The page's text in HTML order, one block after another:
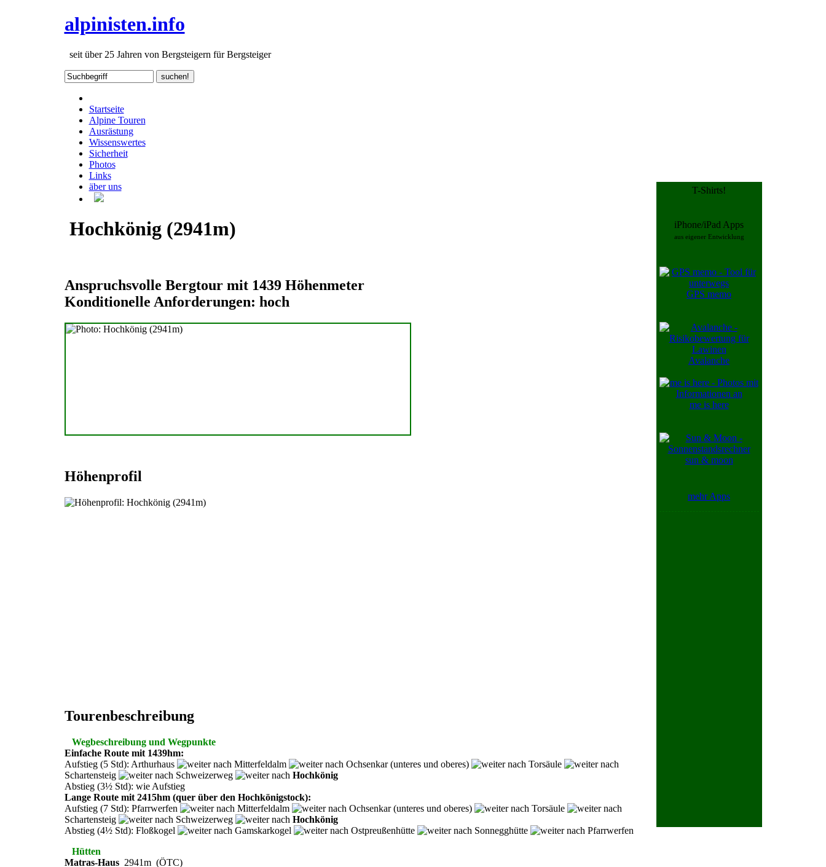
T-Shirts!
iPhone/iPad Apps
aus eigener Entwicklung
GPS memo
Avalanche
me is here
sun & moon
mehr Apps
alpinisten.info
seit über 25 Jahren von Bergsteigern für Bergsteiger
Startseite
Alpine Touren
Ausrästung
Wissenswertes
Sicherheit
Photos
Links
äber uns
Hochkönig (2941m)
Anspruchsvolle Bergtour mit 1439 Höhenmeter
Konditionelle Anforderungen: hoch
Höhenprofil
Tourenbeschreibung
Wegbeschreibung und Wegpunkte
Einfache Route mit 1439hm:
Aufstieg (5 Std): Arthurhaus
Mitterfeldalm Ochsenkar (unteres und oberes)
Torsäule
Schartensteig
Schweizerweg
Hochkönig
Abstieg (3½ Std): wie Aufstieg
Lange Route mit 2415hm (quer über den Hochkönigstock):
Aufstieg (7 Std): Pfarrwerfen
Mitterfeldalm Ochsenkar (unteres und oberes)
Torsäule
Schartensteig
Schweizerweg
Hochkönig
Abstieg (4½ Std): Floßkogel
Gamskarkogel Ostpreußenhütte Sonnegghütte
Pfarrwerfen
Hütten
Matras-Haus2941m (ÖTC)